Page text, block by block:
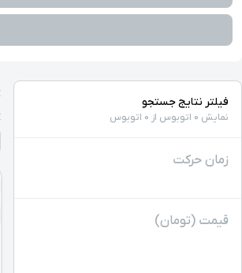
فیلتر نتایج جستجو
نمایش 0 اتوبوس از 0 اتوبوس
زمان حرکت
قیمت (تومان)